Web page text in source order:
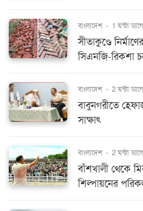
বাংলাদেশ - 1 ঘন্টা আগে
সীতাকুণ্ডে
সিএনজি-রিকশা
বাংলাদেশ - 2 ঘন্টা আগে
বাবুনগরীতে
সাক্ষাৎ
বাংলাদেশ - 2 ঘন্টা আগে
বাঁশখালী থেকে
শিল্পায়নের